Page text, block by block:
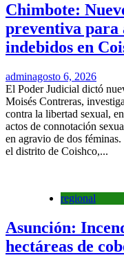
Chimbote:
preventiva para
indebidos en
adminagosto 6, 2026
El Poder Judicial dictó
Moisés Contreras,
contra la libertad sexual,
actos de connotación
en agravio de dos
el distrito de Coishco,...
regional
Asunción:
hectáreas de